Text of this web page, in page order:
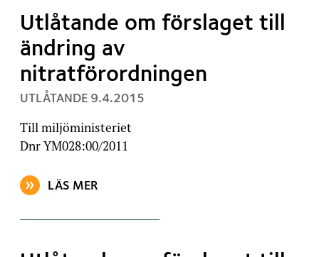
Utlåtande om förslaget till
ändring av
nitratförordningen
UTLÅTANDE , PUBLICERAT:
9.4.2015
Till miljöministeriet
Dnr YM028:00/2011
LÄS MER
OM ARTIKELN: UTLÅTANDE OM FÖRSLAGET TILL